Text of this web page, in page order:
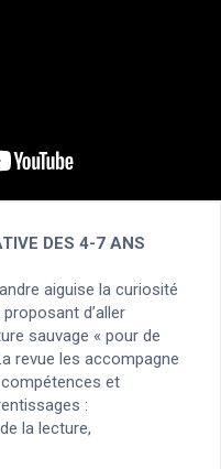
DES 4-7 ANS
aiguise la curiosité
d’aller
sauvage « pour de
revue les accompagne
et
:
la lecture,